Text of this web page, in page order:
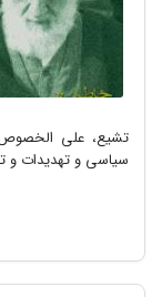
تشیع‌، علی الخصوص
سیاسی و تهدیدات و